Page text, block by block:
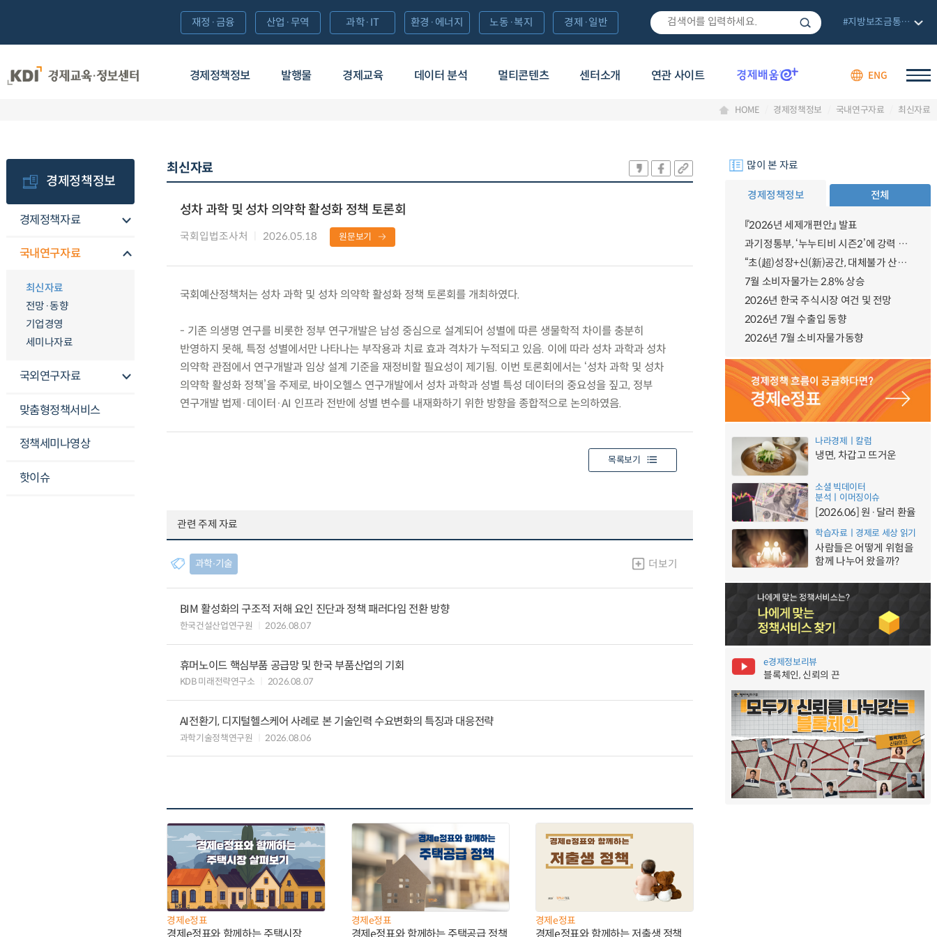
경제정책정보 발행물 경제교육 데이터 분석 멀티콘텐츠 센터소개 연관 사이트 ENG
재정·금융 산업·무역 과학·IT 환경·에너지 노동·복지 경제·일반 #지방보조금통합관리망
HOME 경제정책정보 국내연구자료 최신자료
경제정책정보
경제정책자료
국내연구자료
최신자료
전망·동향
기업경영
세미나자료
국외연구자료
맞춤형정책서비스
정책세미나영상
핫이슈
최신자료
성차 과학 및 성차 의약학 활성화 정책 토론회
국회입법조사처 2026.05.18 원문보기
국회예산정책처는 성차 과학 및 성차 의약학 활성화 정책 토론회를 개최하였다.
- 기존 의생명 연구를 비롯한 정부 연구개발은 남성 중심으로 설계되어 성별에 따른 생물학적 차이를 충분히
반영하지 못해, 특정 성별에서만 나타나는 부작용과 치료 효과 격차가 누적되고 있음. 이에 따라 성차 과학과 성차
의약학 관점에서 연구개발과 임상 설계 기준을 재정비할 필요성이 제기됨. 이번 토론회에서는 ‘성차 과학 및 성차
의약학 활성화 정책’을 주제로, 바이오헬스 연구개발에서 성차 과학과 성별 특성 데이터의 중요성을 짚고, 정부
연구개발 법제·데이터·AI 인프라 전반에 성별 변수를 내재화하기 위한 방향을 종합적으로 논의하였음.
목록보기
관련 주제 자료
과학∙기술 더보기
BIM 활성화의 구조적 저해 요인 진단과 정책 패러다임 전환 방향
한국건설산업연구원 2026.08.07
휴머노이드 핵심부품 공급망 및 한국 부품산업의 기회
KDB 미래전략연구소 2026.08.07
AI전환기, 디지털헬스케어 사례로 본 기술인력 수요변화의 특징과 대응전략
과학기술정책연구원 2026.08.06
경제e정표
경제e정표와 함께하는 주택시장
경제e정표
경제e정표와 함께하는 주택공급 정책
경제e정표
경제e정표와 함께하는 저출생 정책
많이 본 자료
경제정책정보 전체
『2026년 세제개편안』 발표
과기정통부, ‘누누티비 시즌2’에 강력 대응 의지 밝혀
“초(超)성장+신(新)공간, 대체불가 산업강국”
7월 소비자물가는 2.8% 상승
2026년 한국 주식시장 여건 및 전망
2026년 7월 수출입 동향
2026년 7월 소비자물가동향
나라경제ㅣ칼럼
냉면, 차갑고 뜨거운
소셜 빅데이터
분석ㅣ이머징이슈
[2026.06] 원·달러 환율
학습자료ㅣ경제로 세상 읽기
사람들은 어떻게 위험을
함께 나누어 왔을까?
e경제정보리뷰
블록체인, 신뢰의 끈